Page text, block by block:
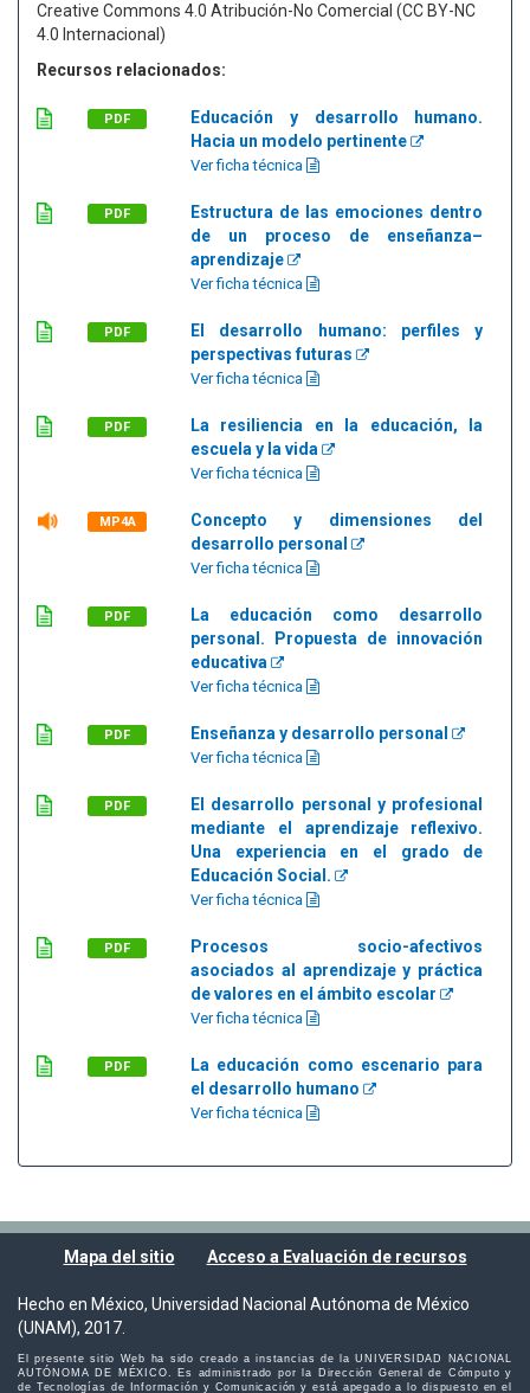
Creative Commons 4.0 Atribución-No Comercial (CC BY-NC
4.0 Internacional)
Recursos relacionados:
PDF
Educación y desarrollo humano.
Hacia un modelo pertinente
Ver ficha técnica
PDF
Estructura de las emociones dentro
de un proceso de enseñanza–
aprendizaje
Ver ficha técnica
PDF
El desarrollo humano: perfiles y
perspectivas futuras
Ver ficha técnica
PDF
La resiliencia en la educación, la
escuela y la vida
Ver ficha técnica
MP4A
Concepto y dimensiones del
desarrollo personal
Ver ficha técnica
PDF
La educación como desarrollo
personal. Propuesta de innovación
educativa
Ver ficha técnica
PDF Enseñanza y desarrollo personal
Ver ficha técnica
PDF
El desarrollo personal y profesional
mediante el aprendizaje reflexivo.
Una experiencia en el grado de
Educación Social.
Ver ficha técnica
PDF
Procesos socio-afectivos
asociados al aprendizaje y práctica
de valores en el ámbito escolar
Ver ficha técnica
PDF
La educación como escenario para
el desarrollo humano
Ver ficha técnica
Mapa del sitio Acceso a Evaluación de recursos
Hecho en México, Universidad Nacional Autónoma de México
(UNAM), 2017.
El presente sitio Web ha sido creado a instancias de la UNIVERSIDAD NACIONAL
AUTÓNOMA DE MÉXICO. Es administrado por la Dirección General de Cómputo y
de Tecnologías de Información y Comunicación y está apegado a lo dispuesto en el